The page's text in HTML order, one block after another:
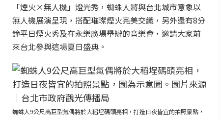
「煙火×無人機」燈光秀，蜘蛛人將與台北城市意象以
無人機展演呈現，搭配璀璨煙火完美交織，另外還有8分
鐘平日煙火秀及在永樂廣場舉辦的音樂會，邀請大家前
來台北參與這場夏日盛典。
蜘蛛人9公尺高巨型氣偶將於大稻埕碼頭亮相，打造日夜皆宜的拍照景點，